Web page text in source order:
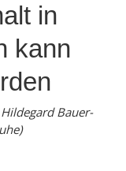
in
kann
Bauer-